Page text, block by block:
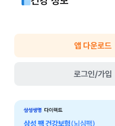
앱 다운로드
로그인/가입